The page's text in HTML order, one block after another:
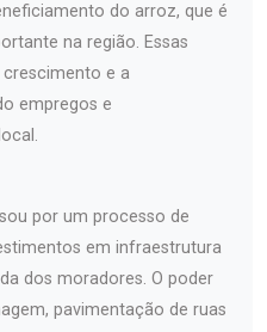
do arroz, que é
na região. Essas
e a
empregos e
por um processo de
em infraestrutura
dos moradores. O poder
pavimentação de ruas